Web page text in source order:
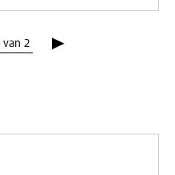
van 2